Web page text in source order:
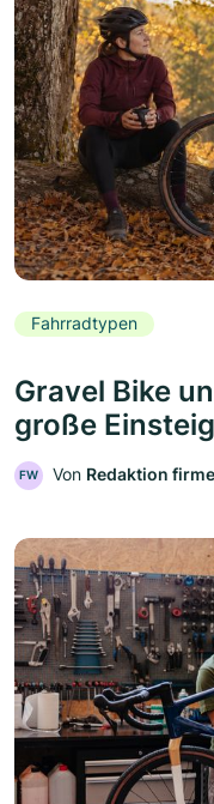
Fahrradtypen
Gravel Bike
große
FW Von Redaktion